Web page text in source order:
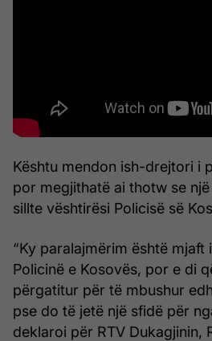
Kështu mendon ish-drejtori i
por megjithatë ai thotw se
sillte vështirësi Policisë së
“Ky paralajmërim është mjaft
Policinë e Kosovës, por e di
përgatitur për të mbushur
pse do të jetë një sfidë për
deklaroi për RTV Dukagjinin,